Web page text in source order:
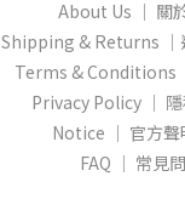
About Us │ 關
Shipping & Returns │
Terms & Conditions
Privacy Policy │
Notice │ 官方聲
FAQ │ 常見